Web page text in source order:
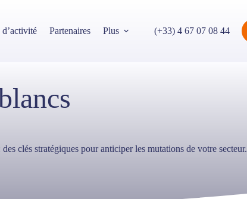
d’activité Partenaires Plus (+33) 4 67 07 08 44
clés stratégiques pour anticiper les mutations de votre secteur.